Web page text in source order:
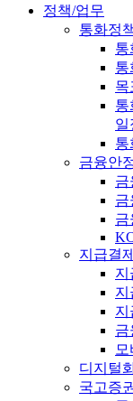
정책/업무
통화정
통
통
목
통
일
통
금융안
금
금
금
지급결제
지
지
지
금
디지털
국고증권